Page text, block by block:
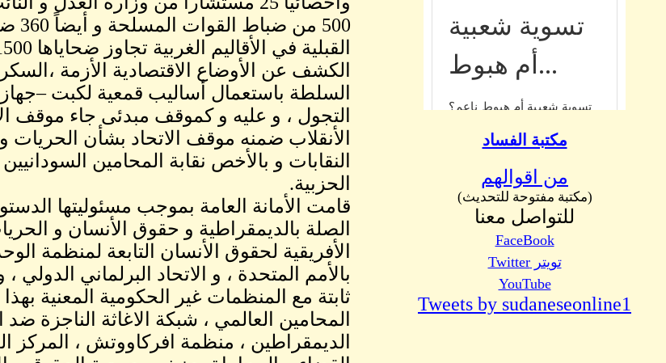
مكتبة الفساد
من اقوالهم
(مكتبة مفتوحة للتحديث)
للتواصل معنا
FaceBook
تويتر Twitter
YouTube
Tweets by sudaneseonline1
الكشف عن الأوضاع الاقتصادية الأزمة
السلطة باستعمال أساليب قمعية لكبت
التجول ، و عليه و كموقف مبدئى جاء موقف
الأنقلاب ضمنه موقف الاتحاد بشأن
النقابات و بالأخص نقابة المحامين
الحزبية.
قامت الأمانة العامة بموجب مسئوليتها
الصلة بالديمقراطية و حقوق الأنسان و
الأفريقية لحقوق الأنسان التابعة لمنظمة
بالأمم المتحدة ، و الاتحاد البرلماني
ثابتة مع المنظمات غير الحكومية المعنية
المحامين العالمي ، شبكة الاغاثة الناجزة ضد
الديمقراطين ، منظمة افركاووتش ، المركز